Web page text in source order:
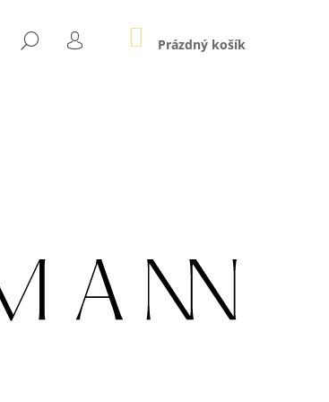
HLEDAT
PŘIHLÁŠENÍ
NÁKUPNÍ
KOŠÍK
Prázdný košík